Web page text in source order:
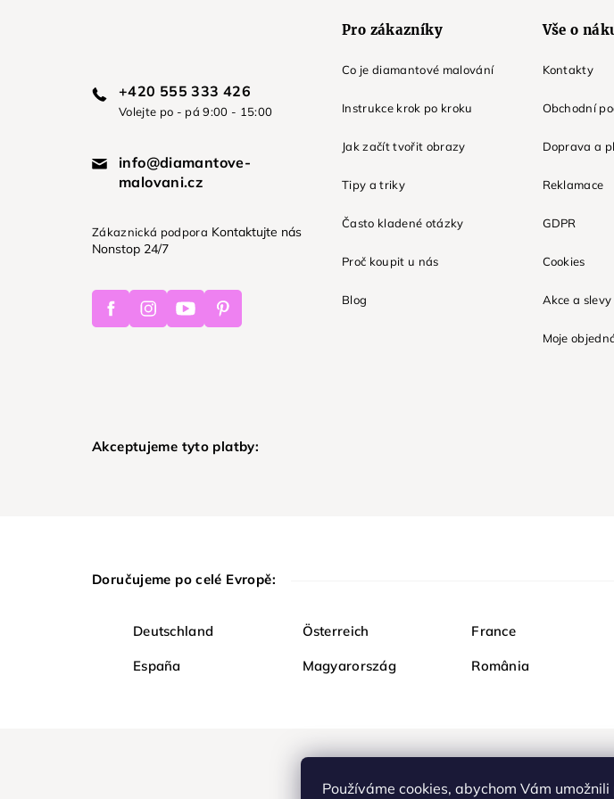
Používáme cookies, abychom Vám
+420 555 333 426
Volejte po - pá 9:00 - 15:00
info@diamantove-
malovani.cz
Zákaznická podpora Kontaktujte nás
Nonstop 24/7
FacebookInstagramYoutubePinterest
Pro zákazníky
Co je diamantové malování
Instrukce krok po kroku
Jak začít tvořit obrazy
Tipy a triky
Často kladené otázky
Proč koupit u nás
Blog
Vše o
Kontakty
Obchodní
Doprava a
Reklamace
GDPR
Cookies
Akce a slevy
Moje
Akceptujeme tyto platby:
Doručujeme po celé Evropě:
Deutschland Österreich France
España Magyarország România